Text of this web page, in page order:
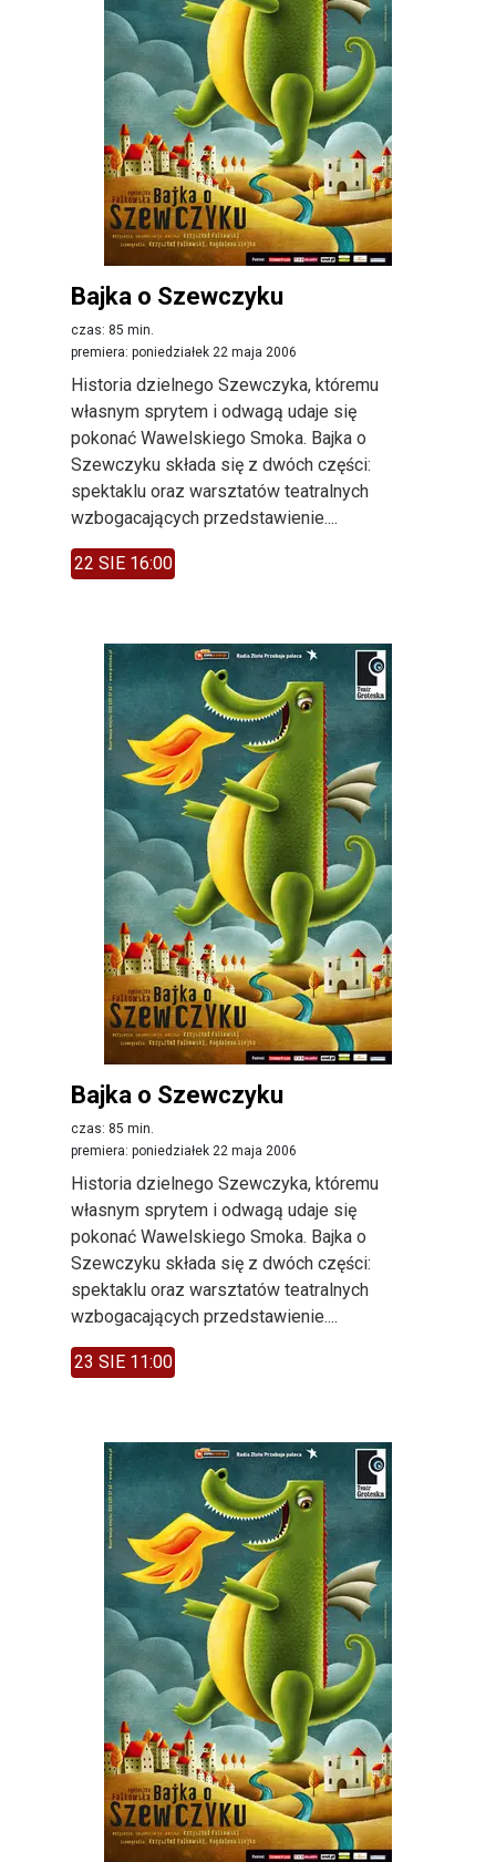
Bajka o Szewczyku
czas: 85 min.
premiera: poniedziałek 22 maja 2006
Historia dzielnego Szewczyka, któremu
własnym sprytem i odwagą udaje się
pokonać Wawelskiego Smoka. Bajka o
Szewczyku składa się z dwóch części:
spektaklu oraz warsztatów teatralnych
wzbogacających przedstawienie....
22 SIE 16:00
Bajka o Szewczyku
czas: 85 min.
premiera: poniedziałek 22 maja 2006
Historia dzielnego Szewczyka, któremu
własnym sprytem i odwagą udaje się
pokonać Wawelskiego Smoka. Bajka o
Szewczyku składa się z dwóch części:
spektaklu oraz warsztatów teatralnych
wzbogacających przedstawienie....
23 SIE 11:00